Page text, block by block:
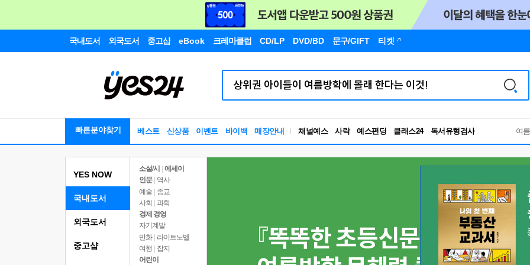
국내도서 외국도서 중고샵 eBook 크레마클럽 CD/LP DVD/BD 문구/GIFT 티켓
빠른분야찾기 베스트 신상품 이벤트 바이백 매장안내 채널예스 사락 예스펀딩 클래스24
RBTI Lab
독서유형검사
여
YES NOW
국내도서
소설/시
에세이
인문
역사
예술 | 종교
사회 | 과학
경제 경영
자기계발
만화 | 라이트노벨
여행
잡지
어린이
외국도서
중고샵